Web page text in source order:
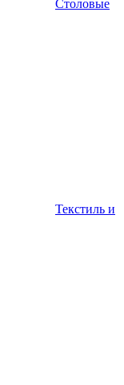
Столовые
Текстиль и